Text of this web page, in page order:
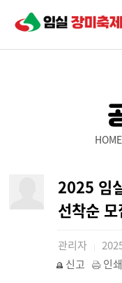
HOME
2025 임
선착순
관리자
신고
인쇄